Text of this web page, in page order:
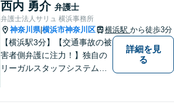
西内 勇介 弁護士
弁護士法人サリュ 横浜事務所
神奈川県|横浜市神奈川区 横浜駅 から徒歩3分
【横浜駅3分】【交通事故の被
害者側弁護に注力！】独自の
リーガルスタッフシステム
詳細を見
る